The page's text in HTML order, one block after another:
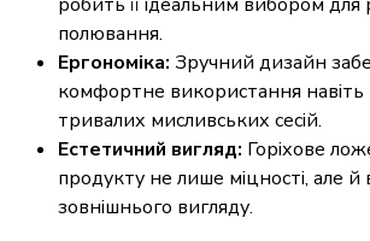
робить її ідеальним вибором для
полювання.
Ергономіка: Зручний дизайн
комфортне використання навіть
тривалих мисливських сесій.
Естетичний вигляд: Горіхове
продукту не лише міцності, але
зовнішнього вигляду.